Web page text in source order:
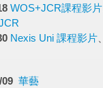
WOS+JCR課程影片
Nexis Uni 課程影片
09華藝